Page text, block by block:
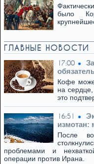
было
ГЛАВНЫЕ НОВОСТИ
17:00
Кофе
на
это
16:51
измотан:
После
проблемами и
операции против Ирана.